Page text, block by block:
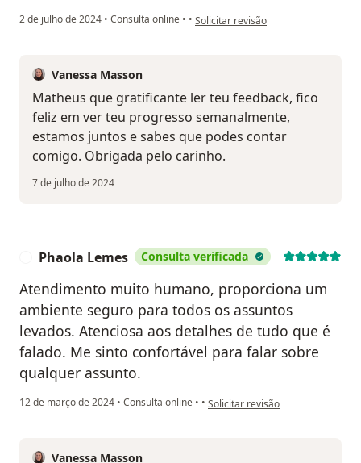
2 de julho de 2024 • Consulta online • • na opinião do utilizador Matheus
Solicitar revisão
Vanessa Masson
Matheus que gratificante ler teu feedback, fico
feliz em ver teu progresso semanalmente,
estamos juntos e sabes que podes contar
comigo. Obrigada pelo carinho.
7 de julho de 2024
Phaola Lemes Consulta verificada
Atendimento muito humano, proporciona um
ambiente seguro para todos os assuntos
levados. Atenciosa aos detalhes de tudo que é
falado. Me sinto confortável para falar sobre
qualquer assunto.
12 de março de 2024 • Consulta online • • na opinião do utilizador Phaola
Solicitar revisão
Vanessa Masson